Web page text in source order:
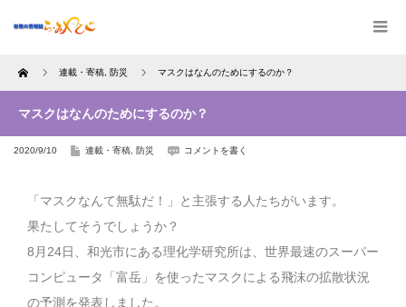
Home 連載・寄稿 防災 マスクはなんのためにするのか？
マスクはなんのためにするのか？
2020/9/10 連載・寄稿 防災 コメントを書く
「マスクなんて無駄だ！」と主張する人たちがいます。
果たしてそうでしょうか？
8月24日、和光市にある理化学研究所は、世界最速のスーパー
コンピュータ「富岳」を使ったマスクによる飛沫の拡散状況
の予測を発表しました。